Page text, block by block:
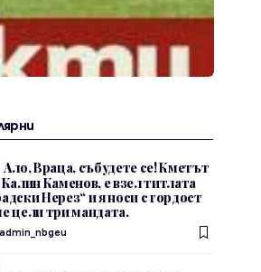
Ало, Враца, събудете се! Кметът
Каменов, е взел титлата
Нерез“ и я носи с гордост
цели три мандата.
admin_nbgeu